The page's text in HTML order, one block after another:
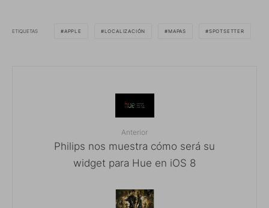
ETIQUETAS APPLE LOCALIZACIÓN MAPAS SPOTSETTER
Anterior
Philips nos muestra cómo será su
widget para Hue en iOS 8